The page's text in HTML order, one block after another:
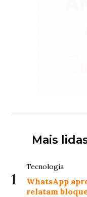
Mais
1
Tecnologia
WhatsApp
relatam